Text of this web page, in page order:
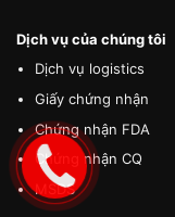
Dịch vụ của chúng tôi
Dịch vụ logistics
Giấy chứng nhận
Chứng nhận FDA
Chứng nhận CQ
MSDS